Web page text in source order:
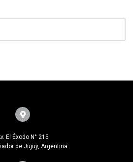
El Éxodo N° 215
de Jujuy, Argentina